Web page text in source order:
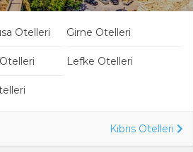
Otelleri Girne Otelleri
Lefke Otelleri
Kıbrıs Otelleri